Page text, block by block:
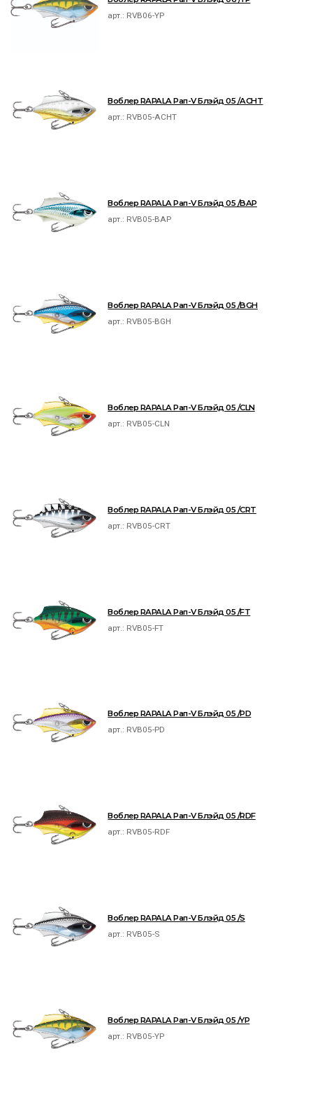
арт.: RVB06-YP
Воблер RAPALA Рап-V Блэйд 05 /ACHT
арт.: RVB05-ACHT
Воблер RAPALA Рап-V Блэйд 05 /BAP
арт.: RVB05-BAP
Воблер RAPALA Рап-V Блэйд 05 /BGH
арт.: RVB05-BGH
Воблер RAPALA Рап-V Блэйд 05 /CLN
арт.: RVB05-CLN
Воблер RAPALA Рап-V Блэйд 05 /CRT
арт.: RVB05-CRT
Воблер RAPALA Рап-V Блэйд 05 /FT
арт.: RVB05-FT
Воблер RAPALA Рап-V Блэйд 05 /PD
арт.: RVB05-PD
Воблер RAPALA Рап-V Блэйд 05 /RDF
арт.: RVB05-RDF
Воблер RAPALA Рап-V Блэйд 05 /S
арт.: RVB05-S
Воблер RAPALA Рап-V Блэйд 05 /YP
арт.: RVB05-YP